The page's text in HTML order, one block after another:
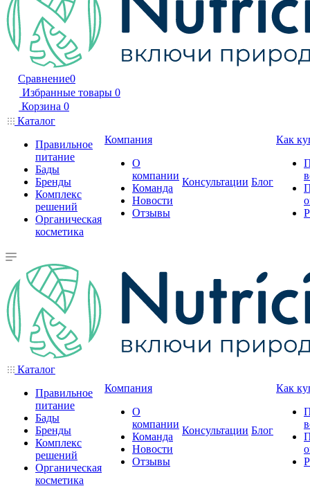
Сравнение0
Избранные товары 0
Корзина 0
Каталог
Правильное
питание
Бады
Бренды
Комплекс
решений
Органическая
косметика
Компания
О
компании
Команда
Новости
Отзывы
Консультации Блог
Как
Каталог
Правильное
питание
Бады
Бренды
Комплекс
решений
Органическая
косметика
Компания
О
компании
Команда
Новости
Отзывы
Консультации Блог
Как